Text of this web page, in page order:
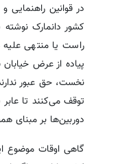
در قوانین
کشور دانمارک
راست یا منتهی
پیاده از عرض
نخست، حق عبور
توقف می‌کنند تا
دوربین‌ها بر مبنای
گاهی اوقات موضوع